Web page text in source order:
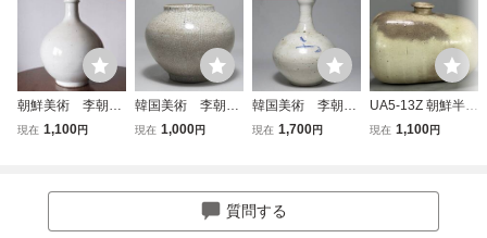
朝鮮美術 李朝
白磁 朝鮮古陶磁
現在 1,100円
韓国美術 李朝
白磁 小壺 雨
現在 1,000円
韓国美術 李朝
白磁 染付 花
現在 1,700円
UA5-13Z 朝鮮半島
美術 李朝時代
現在 1,100円
質問する